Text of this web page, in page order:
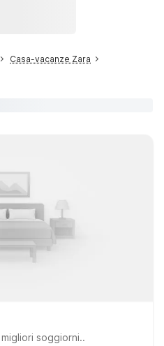
Casa-vacanze Zara
soggiorni..